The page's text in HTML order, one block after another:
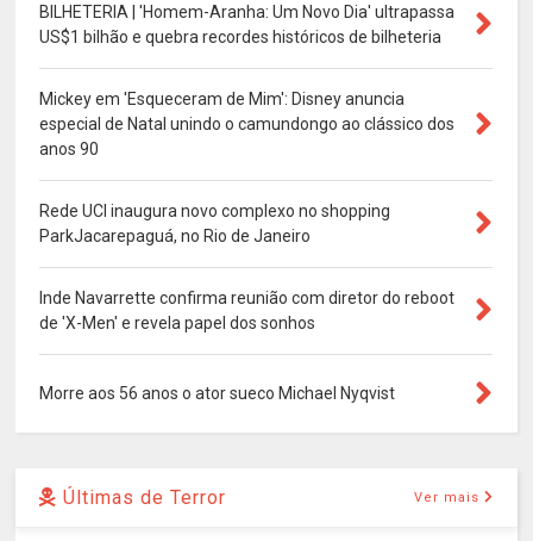
BILHETERIA | 'Homem-Aranha: Um Novo Dia' ultrapassa
US$1 bilhão e quebra recordes históricos de bilheteria
Mickey em 'Esqueceram de Mim': Disney anuncia
especial de Natal unindo o camundongo ao clássico dos
anos 90
Rede UCI inaugura novo complexo no shopping
ParkJacarepaguá, no Rio de Janeiro
Inde Navarrette confirma reunião com diretor do reboot
de 'X-Men' e revela papel dos sonhos
Morre aos 56 anos o ator sueco Michael Nyqvist
Últimas de Terror Ver mais